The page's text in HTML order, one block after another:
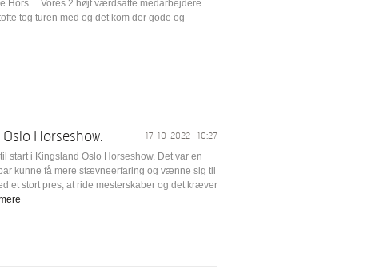
Hors. Vores 2 højt værdsatte medarbejdere
tog turen med og det kom der gode og
Horseshow.
17-10-2022 - 10:27
start i Kingsland Oslo Horseshow. Det var en
kunne få mere stævneerfaring og vænne sig til
et stort pres, at ride mesterskaber og det kræver